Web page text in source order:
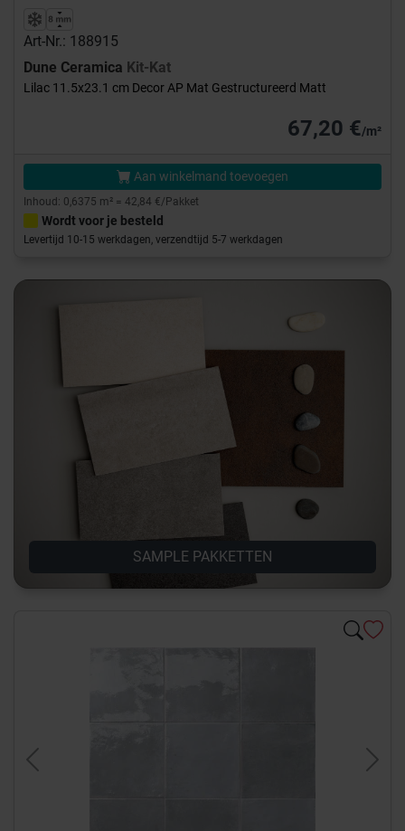
Art-Nr.: 188915
Dune Ceramica Kit-Kat
Lilac 11.5x23.1 cm Decor AP Mat Gestructureerd Matt
67,20 €/m²
Aan winkelmand toevoegen
Inhoud: 0,6375 m² = 42,84 €/Pakket
Wordt voor je besteld
Levertijd 10-15 werkdagen, verzendtijd 5-7 werkdagen
SAMPLE PAKKETTEN
Previous Next